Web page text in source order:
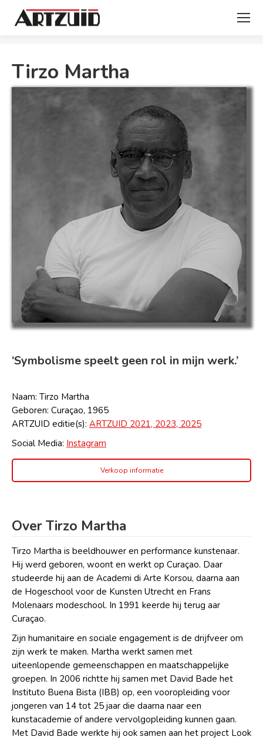
Tirzo Martha
‘Symbolisme speelt geen rol in mijn werk.’
Naam: Tirzo Martha
Geboren: Curaçao, 1965
ARTZUID editie(s): ARTZUID 2021, 2023, 2025
Social Media: Instagram
Verkoop informatie
Over Tirzo Martha
Tirzo Martha is beeldhouwer en performance kunstenaar.
Hij werd geboren, woont en werkt op Curaçao. Daar
studeerde hij aan de Academi di Arte Korsou, daarna aan
de Hogeschool voor de Kunsten Utrecht en Frans
Molenaars modeschool. In 1991 keerde hij terug aar
Curaçao.
Zijn humanitaire en sociale engagement is de drijfveer om
zijn werk te maken. Martha werkt samen met
uiteenlopende gemeenschappen en maatschappelijke
groepen. In 2006 richtte hij samen met David Bade het
Instituto Buena Bista (IBB) op, een vooropleiding voor
jongeren van 14 tot 25 jaar die daarna naar een
kunstacademie of andere vervolgopleiding kunnen gaan.
Met David Bade werkte hij ook samen aan het project Look